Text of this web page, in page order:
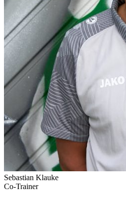
Sebastian Klauke
Co-Trainer